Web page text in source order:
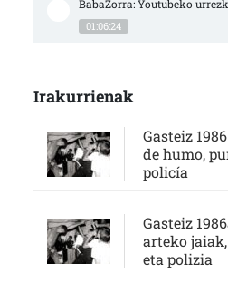
BabaZorra: Youtubeko
01:06:24
Irakurrienak
Gasteiz
de humo,
policía
Gasteiz
arteko
eta polizia